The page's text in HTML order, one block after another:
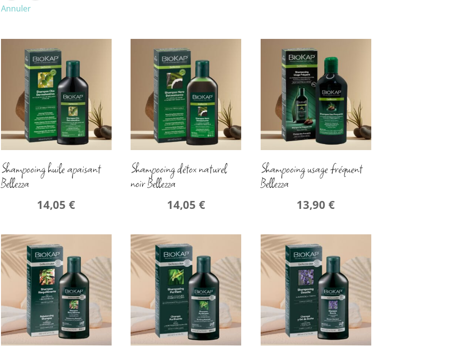
Annuler
Shampooing huile apaisant
Bellezza
14,05€
Shampooing détox naturel
noir Bellezza
14,05 €
Shampooing usage fréquent
Bellezza
13,90€